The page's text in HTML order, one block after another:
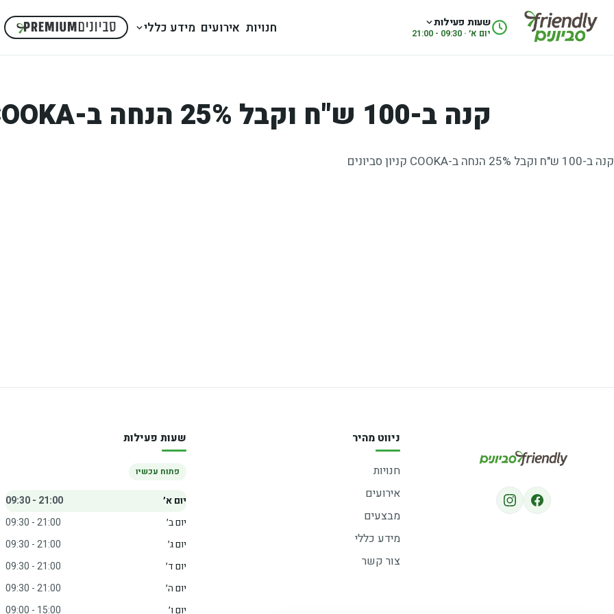
שעות פעילות
יום א׳ · 09:30 - 21:00 חנויות אירועים מידע כללי
קנה ב-100 ש"ח וקבל 25% הנחה ב-COOKA
קנה ב-100 ש"ח וקבל 25% הנחה ב-COOKA קניון סביונים
ניווט מהיר
חנויות
אירועים
מבצעים
מידע כללי
צור קשר
שעות פעילות
פתוח עכשיו
יום א׳
09:30 - 21:00
יום ב׳
09:30 - 21:00
יום ג׳
09:30 - 21:00
יום ד׳
09:30 - 21:00
יום ה׳
09:30 - 21:00
יום ו׳
09:00 - 15:00